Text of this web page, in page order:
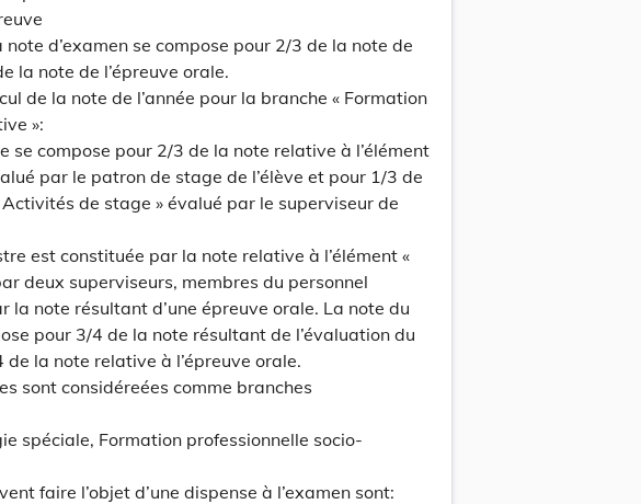
d’examen se compose pour 2/3 de la note de
la note de l’épreuve orale.
de la note de l’année pour la branche « Formation
»:
se compose pour 2/3 de la note relative à l’élément
par le patron de stage de l’élève et pour 1/3 de
de stage » évalué par le superviseur de
est constituée par la note relative à l’élément «
deux superviseurs, membres du personnel
la note résultant d’une épreuve orale. La note du
pour 3/4 de la note résultant de l’évaluation du
la note relative à l’épreuve orale.
sont considéreées comme branches
spéciale, Formation professionnelle socio-
faire l’objet d’une dispense à l’examen sont: